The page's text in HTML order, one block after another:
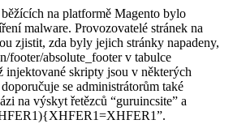
na platformě Magento bylo
malware. Provozovatelé stránek na
zjistit, zda byly jejich stránky napadeny,
absolute_footer v tabulce
skripty jsou v některých
se administrátorům také
na výskyt řetězců “guruincsite” a